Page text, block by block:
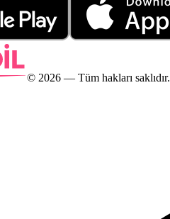
© 2026 — Tüm hakları saklıdır.